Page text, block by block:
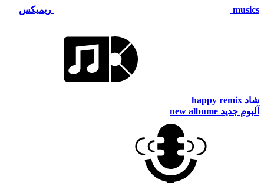
musics ریمیکس
شاد happy remix
آلبوم جدید new albume